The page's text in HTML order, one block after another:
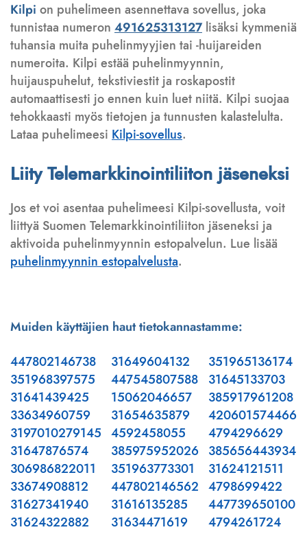
Kilpi on puhelimeen asennettava sovellus, joka
tunnistaa numeron 491625313127lisäksi kymmeniä
tuhansia muita puhelinmyyjien tai -huijareiden
numeroita. Kilpi estää puhelinmyynnin,
huijauspuhelut, tekstiviestit ja roskapostit
automaattisesti jo ennen kuin luet niitä. Kilpi suojaa
tehokkaasti myös tietojen ja tunnusten kalastelulta.
Lataa puhelimeesi Kilpi-sovellus.
Liity Telemarkkinointiliiton jäseneksi
Jos et voi asentaa puhelimeesi Kilpi-sovellusta, voit
liittyä Suomen Telemarkkinointiliiton jäseneksi ja
aktivoida puhelinmyynnin estopalvelun. Lue lisää
puhelinmyynnin estopalvelusta.
Muiden käyttäjien haut tietokannastamme:
447802146738
351968397575
31641439425
33634960759
3197010279145
31647876574
306986822011
33674908812
31627341940
31624322882
31649604132
447545807588
15062046657
31654635879
4592458055
385975952026
351963773301
447802146562
31616135285
31634471619
351965136174
31645133703
385917961208
420601574466
4794296629
385656443934
31624121511
4798699422
447739650100
4794261724